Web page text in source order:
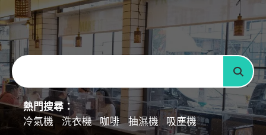
請輪入關鍵字
搜尋
熱門搜尋：
冷氣機
洗衣機 咖啡 抽濕機 吸塵機